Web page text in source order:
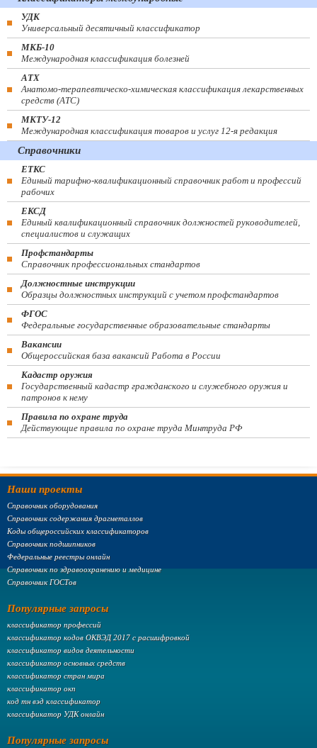
УДК
Универсальный десятичный классификатор
МКБ-10
Международная классификация болезней
АТХ
Анатомо-терапевтическо-химическая классификация лекарственных
средств (ATC)
МКТУ-12
Международная классификация товаров и услуг 12-я редакция
Справочники
ЕТКС
Единый тарифно-квалификационный справочник работ и профессий
рабочих
ЕКСД
Единый квалификационный справочник должностей руководителей,
специалистов и служащих
Профстандарты
Справочник профессиональных стандартов
Должностные инструкции
Образцы должностных инструкций с учетом профстандартов
ФГОС
Федеральные государственные образовательные стандарты
Вакансии
Общероссийская база вакансий Работа в России
Кадастр оружия
Государственный кадастр гражданского и служебного оружия и
патронов к нему
Правила по охране труда
Действующие правила по охране труда Минтруда РФ
Наши проекты
Справочник оборудования
Справочник содержания драгметаллов
Коды общероссийских классификаторов
Справочник подшипников
Федеральные реестры онлайн
Справочник по здравоохранению и медицине
Справочник ГОСТов
Популярные запросы
классификатор профессий
классификатор кодов ОКВЭД 2017 с расшифровкой
классификатор видов деятельности
классификатор основных средств
классификатор стран мира
классификатор окп
код тн вэд классификатор
классификатор УДК онлайн
Популярные запросы